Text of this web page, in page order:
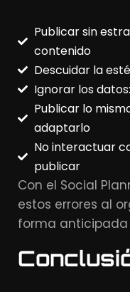
Publicar sin
contenido
Descuidar la
Ignorar los
Publicar lo
adaptarlo
No interactuar
publicar
Con el Social
estos errores al
forma